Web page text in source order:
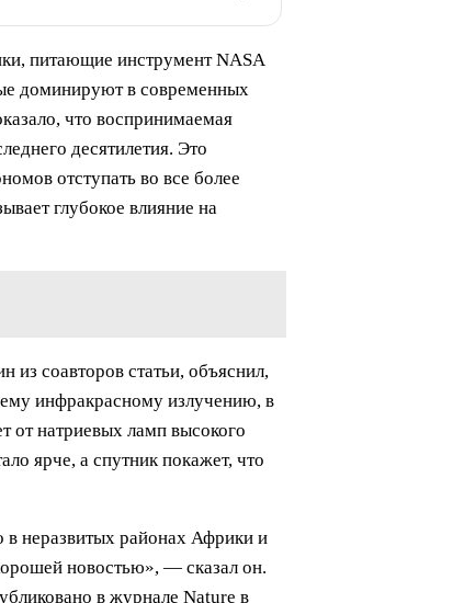
питающие инструмент NASA
доминируют в современных
что воспринимаемая
десятилетия. Это
отступать во все более
глубокое влияние на
из соавторов статьи, объяснил,
инфракрасному излучению, в
от натриевых ламп высокого
ярче, а спутник покажет, что
в неразвитых районах Африки и
новостью», — сказал он.
в журнале Nature в